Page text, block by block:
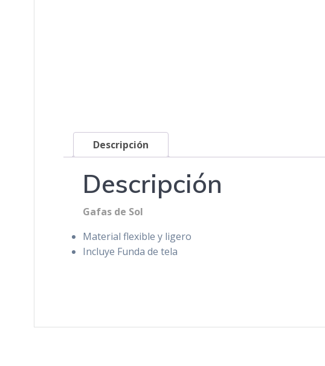
Descripción
Descripción
Gafas de Sol
Material flexible y ligero
Incluye Funda de tela